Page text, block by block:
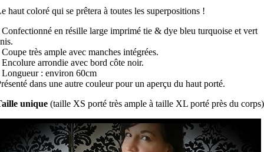
haut coloré qui se prêtera à toutes les superpositions !
Confectionné en résille large imprimé tie & dye bleu turquoise et vert
Coupe très ample avec manches intégrées.
Encolure arrondie avec bord côte noir.
Longueur : environ 60cm
dans une autre couleur pour un aperçu du haut porté.
unique (taille XS porté très ample à taille XL porté près du corps)